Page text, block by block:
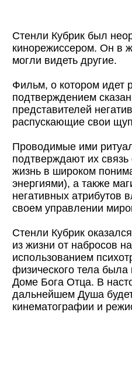
Стенли Кубрик был
кинорежиссером. Он в
могли видеть другие.
Фильм, о котором идет
подтверждением
представителей
распускающие свои
Проводимые ими
подтверждают их
жизнь в широком
энергиями), а также
негативных атрибутов
своем управлении
Стенли Кубрик
из жизни от набросов
использованием
физического тела
Доме Бога Отца. В
дальнейшем Душа
кинематографии и